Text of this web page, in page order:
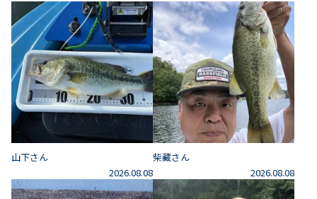
山下さん
2026.08.08
柴藏さん
2026.08.08